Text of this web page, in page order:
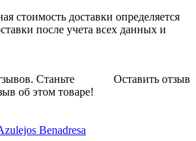
стоимость доставки определяется
после учета всех данных и
Оставить отзыв
Станьте
об этом товаре!
Benadresa